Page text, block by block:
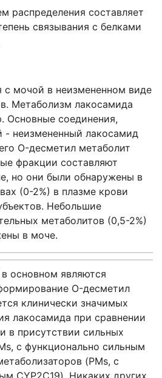
распределения составляет
связывания с белками
с мочой в неизмененном виде
Метаболизм лакосамида
Основные соединения,
неизмененный лакосамид
O-десметил метаболит
фракции составляют
но они были обнаружены в
(0-2%) в плазме крови
Небольшие
метаболитов (0,5-2%)
в моче.
основном являются
O-десметил
клинически значимых
лакосамида при сравнении
в присутствии сильных
с функционально сильным
(PMs, с
CYP2C19). Никаких других